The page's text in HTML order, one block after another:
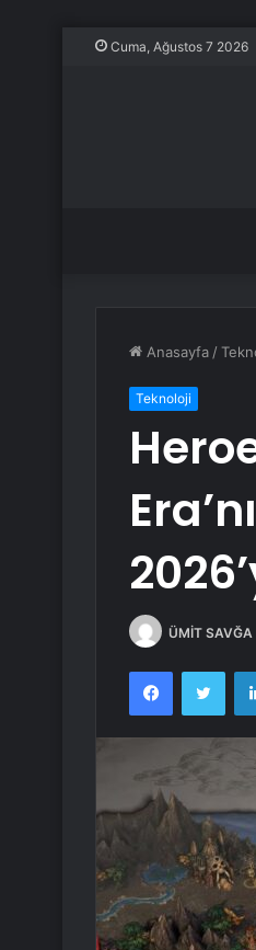
Cuma, Ağustos 7 2026
Anasayfa /
Teknoloji
ÜMİT SAVĞA
Facebook